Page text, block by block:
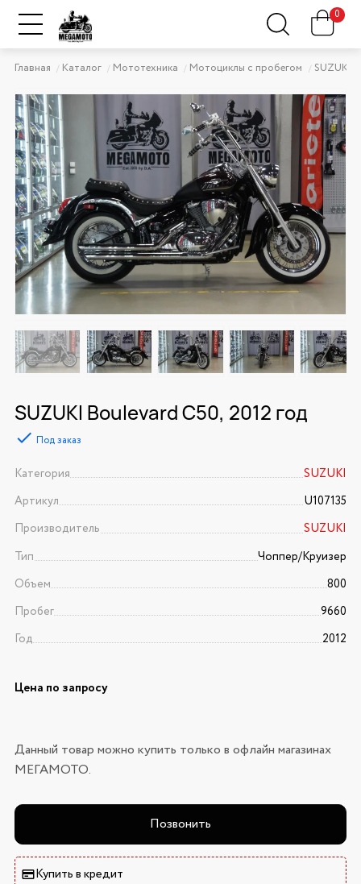
0
Главная Каталог Мототехника Мотоциклы с пробегом SUZUKI
SUZUKI Boulevard C50, 2012 год
Под заказ
Категория
SUZUKI
Артикул
U107135
Производитель
SUZUKI
Тип
Чоппер/Круизер
Объем
800
Пробег
9660
Год
2012
Цена по запросу
Данный товар можно купить только в офлайн магазинах
МЕГАМОТО.
Позвонить
Купить в кредит